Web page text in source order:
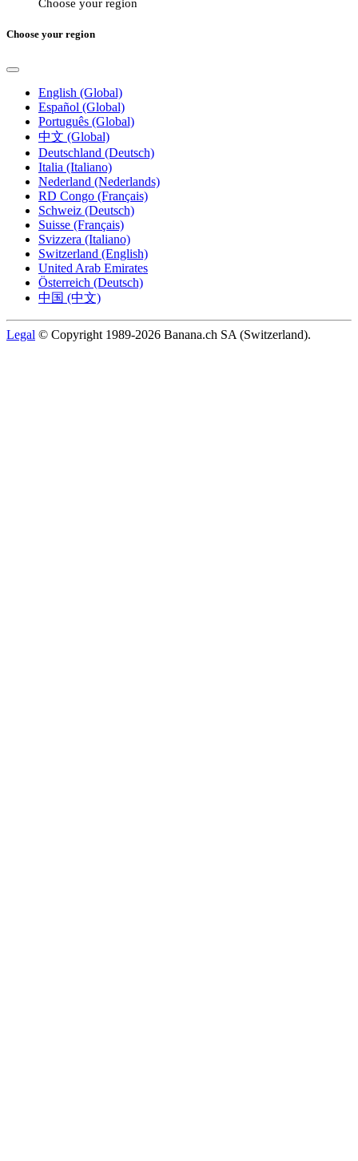
Choose your region
Choose your region
English (Global)
Español (Global)
Português (Global)
中文 (Global)
Deutschland (Deutsch)
Italia (Italiano)
Nederland (Nederlands)
RD Congo (Français)
Schweiz (Deutsch)
Suisse (Français)
Svizzera (Italiano)
Switzerland (English)
United Arab Emirates
Österreich (Deutsch)
中国 (中文)
Legal © Copyright 1989-2026 Banana.ch SA (Switzerland).